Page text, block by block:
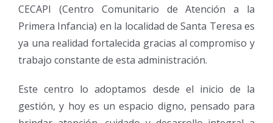
CECAPI (Centro Comunitario de Atención a la
Primera Infancia) en la localidad de Santa Teresa es
ya una realidad fortalecida gracias al compromiso y
trabajo constante de esta administración.
Este centro lo adoptamos desde el inicio de la
gestión, y hoy es un espacio digno, pensado para